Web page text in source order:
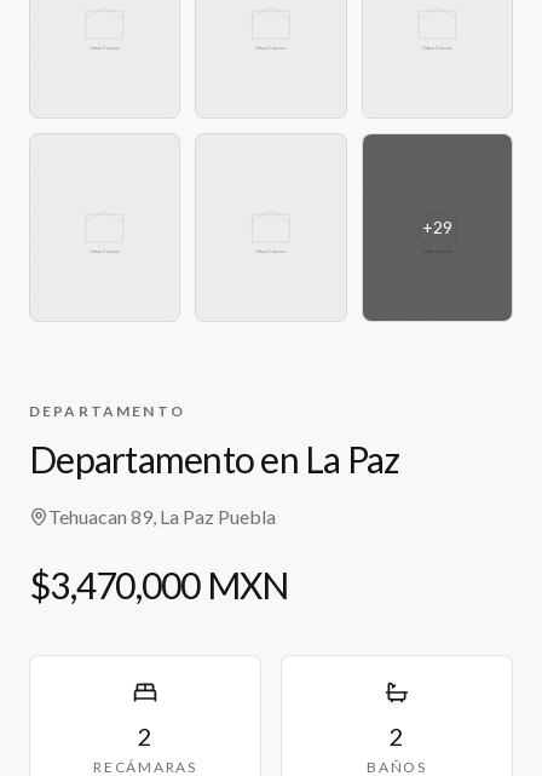
+29
DEPARTAMENTO
Departamento en La Paz
Tehuacan 89, La Paz Puebla
$3,470,000 MXN
2
RECÁMARAS
2
BAÑOS